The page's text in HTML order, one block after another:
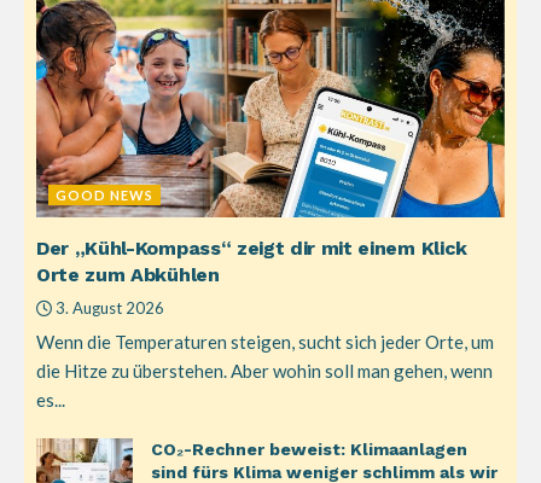
GOOD NEWS
Der „Kühl-Kompass“ zeigt dir mit einem Klick
Orte zum Abkühlen
3. August 2026
Wenn die Temperaturen steigen, sucht sich jeder Orte, um
die Hitze zu überstehen. Aber wohin soll man gehen, wenn
es...
CO₂-Rechner beweist: Klimaanlagen
sind fürs Klima weniger schlimm als wir